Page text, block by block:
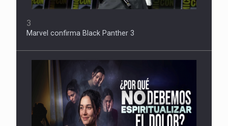
3
Marvel confirma Black Panther 3